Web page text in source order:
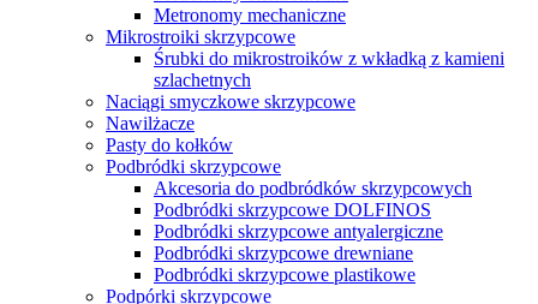
Metronomy mechaniczne
Mikrostroiki skrzypcowe
Śrubki do mikrostroików z wkładką z kamieni
szlachetnych
Naciągi smyczkowe skrzypcowe
Nawilżacze
Pasty do kołków
Podbródki skrzypcowe
Akcesoria do podbródków skrzypcowych
Podbródki skrzypcowe DOLFINOS
Podbródki skrzypcowe antyalergiczne
Podbródki skrzypcowe drewniane
Podbródki skrzypcowe plastikowe
Podpórki skrzypcowe